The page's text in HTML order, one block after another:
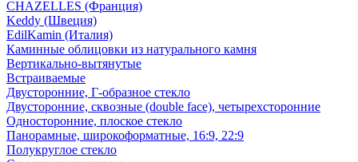
CHAZELLES (Франция)
Keddy (Швеция)
EdilKamin (Италия)
Каминные облицовки из натурального камня
Вертикально-вытянутые
Встраиваемые
Двусторонние, Г-образное стекло
Двусторонние, сквозные (double face), четырехсторонние
Односторонние, плоское стекло
Панорамные, широкоформатные, 16:9, 22:9
Полукруглое стекло